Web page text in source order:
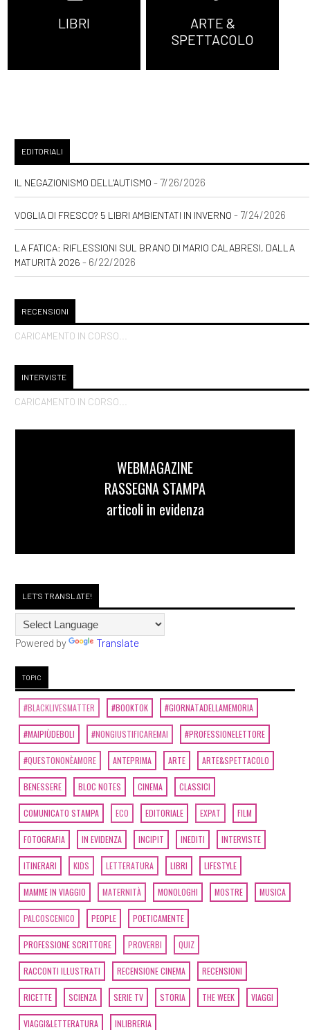
LIBRI
ARTE &
SPETTACOLO
EDITORIALI
IL NEGAZIONISMO DELL'AUTISMO - 7/26/2026
VOGLIA DI FRESCO? 5 LIBRI AMBIENTATI IN INVERNO - 7/24/2026
LA FATICA: RIFLESSIONI SUL BRANO DI MARIO CALABRESI, DALLA
MATURITÀ 2026 - 6/22/2026
RECENSIONI
CARICAMENTO IN CORSO...
INTERVISTE
CARICAMENTO IN CORSO...
WEBMAGAZINE
RASSEGNA STAMPA
articoli in evidenza
LET'S TRANSLATE!
Powered by Translate
TOPIC
#BLACKLIVESMATTER #BOOKTOK #GIORNATADELLAMEMORIA
#MAIPIÙDEBOLI #NONGIUSTIFICAREMAI #PROFESSIONELETTORE
#QUESTONONÈAMORE ANTEPRIMA ARTE ARTE&SPETTACOLO
BENESSERE BLOC NOTES CINEMA CLASSICI
COMUNICATO STAMPA ECO EDITORIALE EXPAT FILM
FOTOGRAFIA IN EVIDENZA INCIPIT INEDITI INTERVISTE
ITINERARI KIDS LETTERATURA LIBRI LIFESTYLE
MAMME IN VIAGGIO MATERNITÀ MONOLOGHI MOSTRE MUSICA
PALCOSCENICO PEOPLE POETICAMENTE
PROFESSIONE SCRITTORE PROVERBI QUIZ
RACCONTI ILLUSTRATI RECENSIONE CINEMA RECENSIONI
RICETTE SCIENZA SERIE TV STORIA THE WEEK VIAGGI
VIAGGI&LETTERATURA INLIBRERIA